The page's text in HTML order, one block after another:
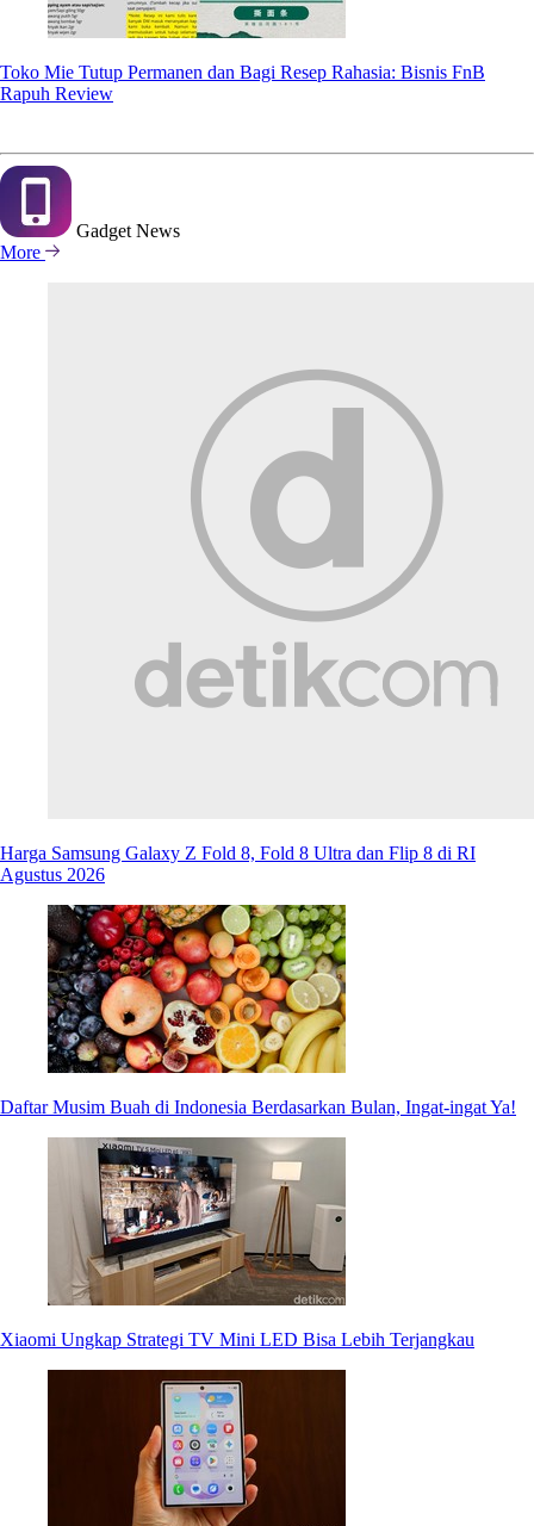
Toko Mie Tutup Permanen dan Bagi Resep Rahasia: Bisnis FnB
Rapuh Review
Gadget News
More
Harga Samsung Galaxy Z Fold 8, Fold 8 Ultra dan Flip 8 di RI
Agustus 2026
Daftar Musim Buah di Indonesia Berdasarkan Bulan, Ingat-ingat Ya!
Xiaomi Ungkap Strategi TV Mini LED Bisa Lebih Terjangkau